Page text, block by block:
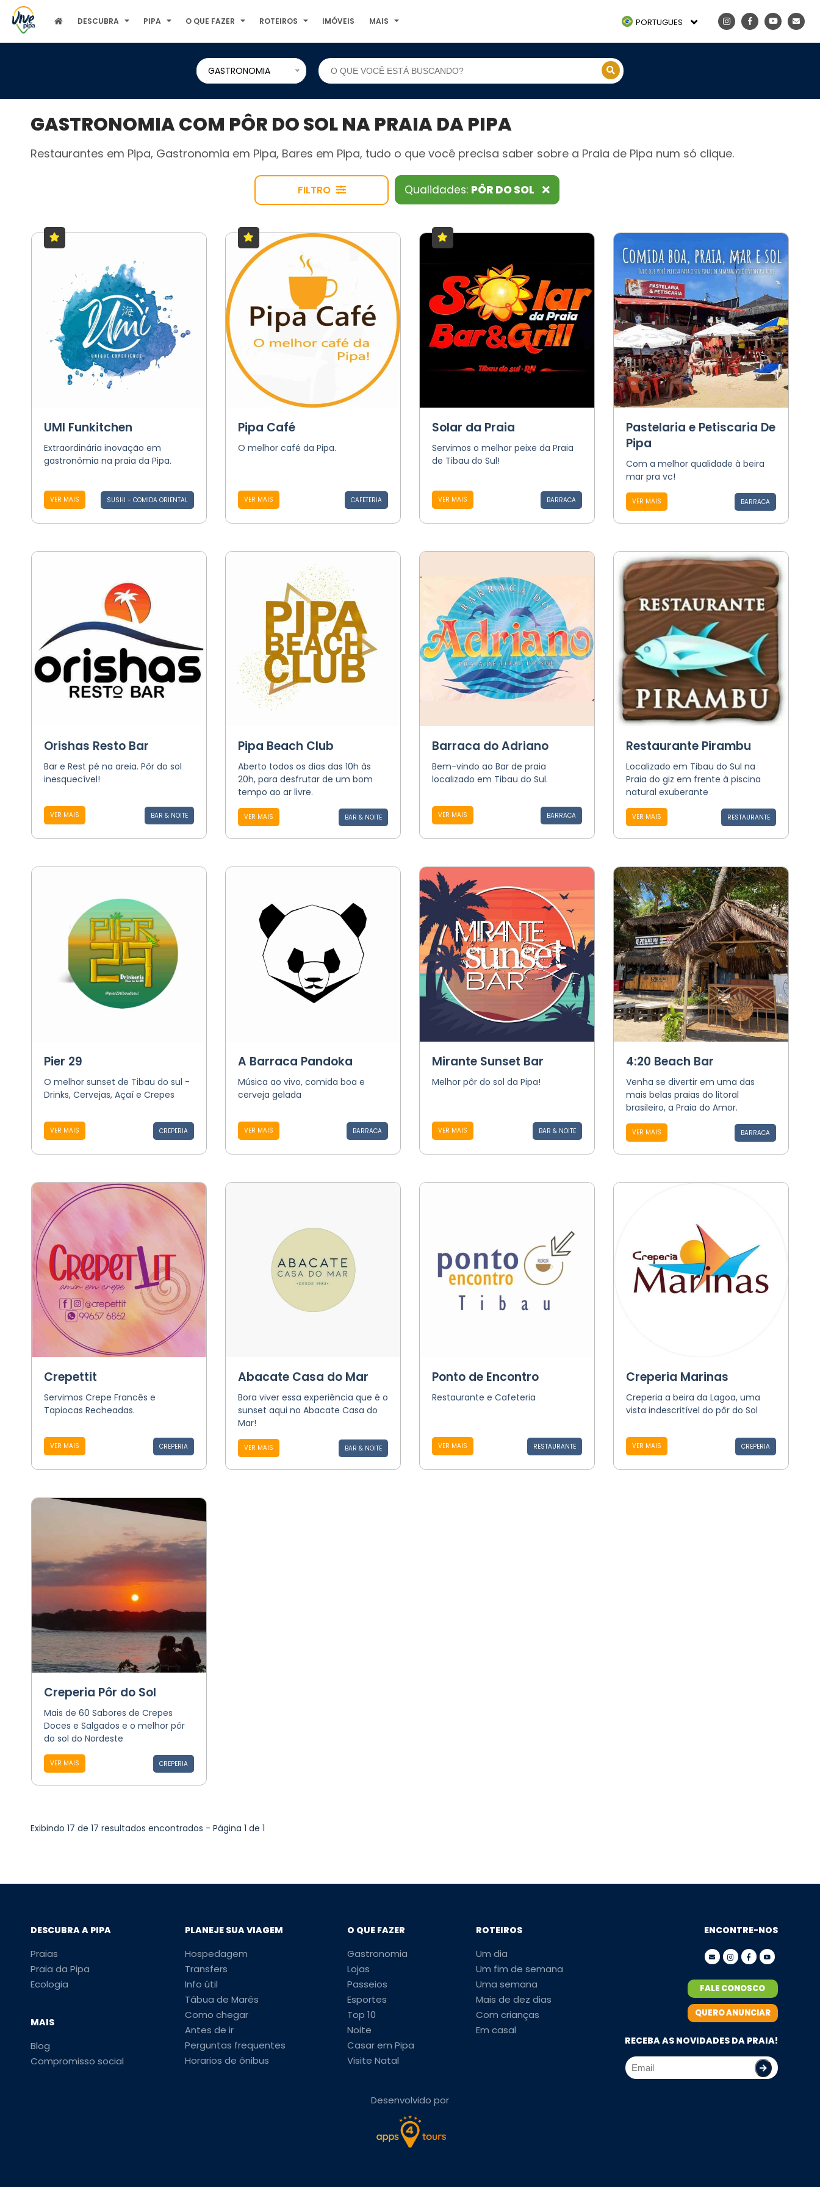
DESCUBRA PIPA O QUE FAZER ROTEIROS IMÓVEIS MAIS PORTUGUES
GASTRONOMIA
GASTRONOMIA COM PÔR DO SOL NA PRAIA DA PIPA
Restaurantes em Pipa, Gastronomia em Pipa, Bares em Pipa, tudo o que você precisa saber sobre a Praia de Pipa num só clique.
FILTRO Qualidades: PÔR DO SOL
UMI Funkitchen
Extraordinária inovação em
gastronômia na praia da Pipa.
VER MAIS SUSHI - COMIDA ORIENTAL
Pipa Café
O melhor café da Pipa.
VER MAIS CAFETERIA
Solar da Praia
Servimos o melhor peixe da Praia
de Tibau do Sul!
VER MAIS BARRACA
Pastelaria e Petiscaria De
Pipa
Com a melhor qualidade à beira
mar pra vc!
VER MAIS BARRACA
Orishas Resto Bar
Bar e Rest pé na areia. Pôr do sol
inesquecível!
VER MAIS BAR & NOITE
Pipa Beach Club
Aberto todos os dias das 10h às
20h, para desfrutar de um bom
tempo ao ar livre.
VER MAIS BAR & NOITE
Barraca do Adriano
Bem-vindo ao Bar de praia
localizado em Tibau do Sul.
VER MAIS BARRACA
Restaurante Pirambu
Localizado em Tibau do Sul na
Praia do giz em frente à piscina
natural exuberante
VER MAIS RESTAURANTE
Pier 29
O melhor sunset de Tibau do sul -
Drinks, Cervejas, Açaí e Crepes
VER MAIS CREPERIA
A Barraca Pandoka
Música ao vivo, comida boa e
cerveja gelada
VER MAIS BARRACA
Mirante Sunset Bar
Melhor pôr do sol da Pipa!
VER MAIS BAR & NOITE
4:20 Beach Bar
Venha se divertir em uma das
mais belas praias do litoral
brasileiro, a Praia do Amor.
VER MAIS BARRACA
Crepettit
Servimos Crepe Francês e
Tapiocas Recheadas.
VER MAIS CREPERIA
Abacate Casa do Mar
Bora viver essa experiência que é o
sunset aqui no Abacate Casa do
Mar!
VER MAIS BAR & NOITE
Ponto de Encontro
Restaurante e Cafeteria
VER MAIS RESTAURANTE
Creperia Marinas
Creperia a beira da Lagoa, uma
vista indescritível do pôr do Sol
VER MAIS CREPERIA
Creperia Pôr do Sol
Mais de 60 Sabores de Crepes
Doces e Salgados e o melhor pôr
do sol do Nordeste
VER MAIS CREPERIA
Exibindo 17 de 17 resultados encontrados - Página 1 de 1
DESCUBRA A PIPA
Praias
Praia da Pipa
Ecologia
MAIS
Blog
Compromisso social
PLANEJE SUA VIAGEM
Hospedagem
Transfers
Info útil
Tábua de Marés
Como chegar
Antes de ir
Perguntas frequentes
Horarios de ônibus
O QUE FAZER
Gastronomia
Lojas
Passeios
Esportes
Top 10
Noite
Casar em Pipa
Visite Natal
ROTEIROS
Um dia
Um fim de semana
Uma semana
Mais de dez dias
Com crianças
Em casal
ENCONTRE-NOS
FALE CONOSCO
QUERO ANUNCIAR
RECEBA AS NOVIDADES DA PRAIA!
Desenvolvido por